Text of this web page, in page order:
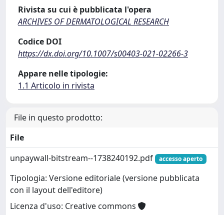
Rivista su cui è pubblicata l'opera
ARCHIVES OF DERMATOLOGICAL RESEARCH
Codice DOI
https://dx.doi.org/10.1007/s00403-021-02266-3
Appare nelle tipologie:
1.1 Articolo in rivista
File in questo prodotto:
File
unpaywall-bitstream--1738240192.pdf
accesso aperto
Tipologia: Versione editoriale (versione pubblicata
con il layout dell'editore)
Licenza d'uso: Creative commons